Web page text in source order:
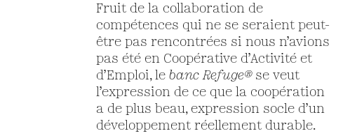
Fruit de la collaboration de
compétences qui ne se seraient peut-
être pas rencontrées si nous n’avions
pas été en Coopérative d’Activité et
d’Emploi, le banc Refuge®se veut
l’expression de ce que la coopération
a de plus beau, expression socle d’un
développement réellement durable.